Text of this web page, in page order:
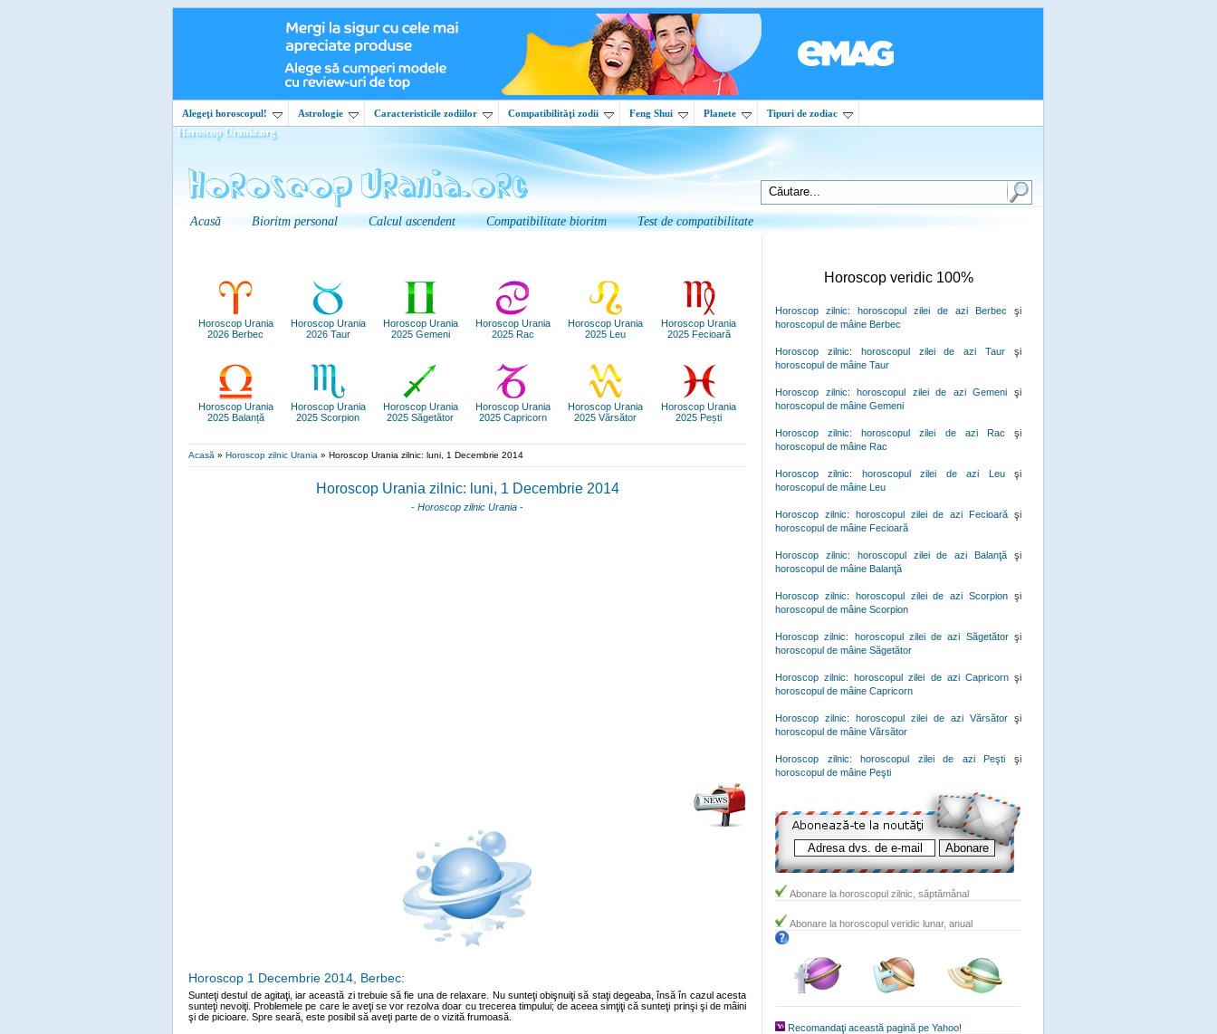
Alegeţi horoscopul! Astrologie Caracteristicile zodiilor Compatibilităţi zodii Feng Shui Planete Tipuri de zodiac
Horoscop Urania.org
Acasă Bioritm personal Calcul ascendent Compatibilitate bioritm Test de compatibilitate
Horoscop Urania
2026 Berbec
Horoscop Urania
2026 Taur
Horoscop Urania
2025 Gemeni
Horoscop Urania
2025 Rac
Horoscop Urania
2025 Leu
Horoscop Urania
2025 Fecioară
Horoscop Urania
2025 Balanță
Horoscop Urania
2025 Scorpion
Horoscop Urania
2025 Săgetător
Horoscop Urania
2025 Capricorn
Horoscop Urania
2025 Vărsător
Horoscop Urania
2025 Pești
Acasă » Horoscop zilnic Urania » Horoscop Urania zilnic: luni, 1 Decembrie 2014
Horoscop Urania zilnic: luni, 1 Decembrie 2014
- Horoscop zilnic Urania -
Horoscop 1 Decembrie 2014, Berbec:
Sunteţi destul de agitaţi, iar această zi trebuie să fie una de relaxare. Nu sunteţi obişnuiţi să staţi degeaba, însă în cazul acesta
sunteţi nevoiţi. Problemele pe care le aveţi se vor rezolva doar cu trecerea timpului; de aceea simţiţi că sunteţi prinşi şi de mâini
şi de picioare. Spre seară, este posibil să aveţi parte de o vizită frumoasă.
Horoscop veridic 100%
Horoscop zilnic: horoscopul zilei de azi Berbec şi
horoscopul de mâine Berbec
Horoscop zilnic: horoscopul zilei de azi Taur şi
horoscopul de mâine Taur
Horoscop zilnic:horoscopul zilei de azi Gemeni şi
horoscopul de mâine Gemeni
Horoscop zilnic:horoscopul zilei de azi Rac şi
horoscopul de mâine Rac
Horoscop zilnic: horoscopul zilei de azi Leuşi
horoscopul de mâine Leu
Horoscop zilnic: horoscopul zilei de azi Fecioară şi
horoscopul de mâine Fecioară
Horoscop zilnic: horoscopul zilei de azi Balanţă şi
horoscopul de mâine Balanţă
Horoscop zilnic: horoscopul zilei de azi Scorpion şi
horoscopul de mâine Scorpion
Horoscop zilnic: horoscopul zilei de azi Săgetătorşi
horoscopul de mâine Săgetător
Horoscop zilnic:horoscopul zilei de azi Capricornşi
horoscopul de mâine Capricorn
Horoscop zilnic: horoscopul zilei de azi Vărsător şi
horoscopul de mâine Vărsător
Horoscop zilnic:horoscopul zilei de azi Peşti şi
horoscopul de mâine Peşti
Abonare la horoscopul zilnic, săptămânal
Abonare la horoscopul veridic lunar, anual
Recomandaţi această pagină pe Yahoo!